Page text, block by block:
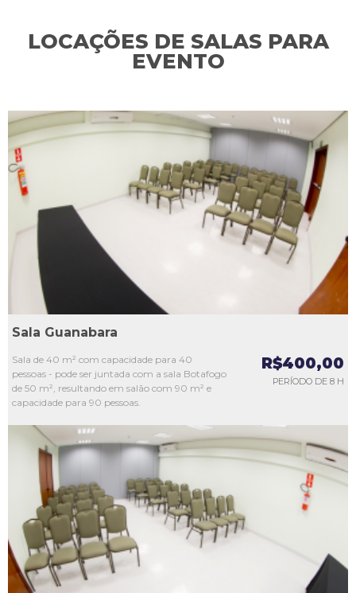
LOCAÇÕES DE SALAS PARA
EVENTO
L4
L5
Sala Guanabara
Sala de 40 m² com capacidade para 40
pessoas - pode ser juntada com a sala Botafogo
de 50 m², resultando em salão com 90 m² e
capacidade para 90 pessoas.
R$400,00
PERÍODO DE 8 H
L1
L2
L3
L4